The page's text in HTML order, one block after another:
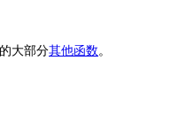
大部分其他函数 。